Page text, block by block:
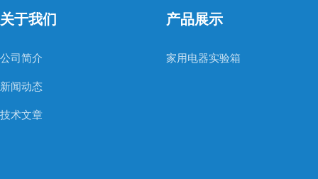
关于我们
公司简介
新闻动态
技术文章
产品展示
家用电器实验箱